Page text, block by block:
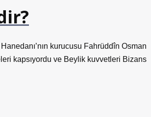
kurucusu Fahrüddîn Osman
kapsıyordu ve Beylik kuvvetleri Bizans